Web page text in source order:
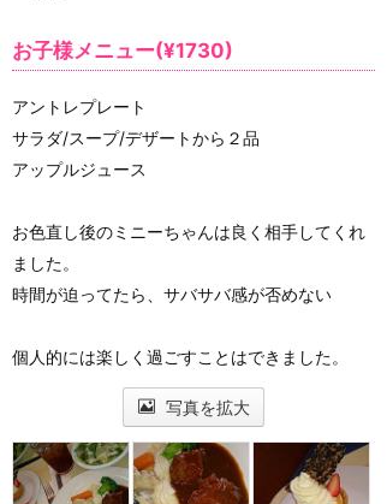
お子様メニュー(¥1730)
アントレプレート
サラダ/スープ/デザートから２品
アップルジュース
お色直し後のミニーちゃんは良く相手してくれ
ました。
時間が迫ってたら、サバサバ感が否めない
個人的には楽しく過ごすことはできました。
写真を拡大